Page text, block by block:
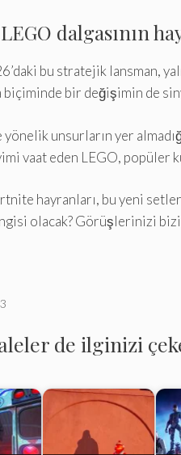
dalgasının
bu stratejik lansman,
biçiminde bir değişimin de
unsurların yer
vaat eden LEGO,
hayranları, bu yeni
olacak? Görüşlerinizi
3
de ilginizi